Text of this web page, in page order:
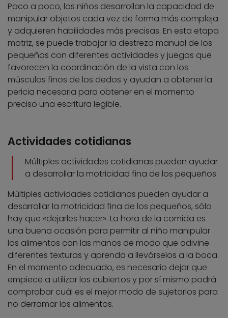
Poco a poco, los niños desarrollan la capacidad de
manipular objetos cada vez de forma más compleja
y adquieren habilidades más precisas. En esta etapa
motriz, se puede trabajar la destreza manual de los
pequeños con diferentes actividades y juegos que
favorecen la coordinación de la vista con los
músculos finos de los dedos y ayudan a obtener la
pericia necesaria para obtener en el momento
preciso una escritura legible.
Actividades cotidianas
Múltiples actividades cotidianas pueden ayudar
a desarrollar la motricidad fina de los pequeños
Múltiples actividades cotidianas pueden ayudar a
desarrollar la motricidad fina de los pequeños, sólo
hay que «dejarles hacer». La hora de la comida es
una buena ocasión para permitir al niño manipular
los alimentos con las manos de modo que adivine
diferentes texturas y aprenda a llevárselos a la boca.
En el momento adecuado, es necesario dejar que
empiece a utilizar los cubiertos y por sí mismo podrá
comprobar cuál es el mejor modo de sujetarlos para
no derramar los alimentos.